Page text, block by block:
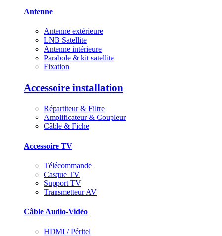
Antenne
Antenne extérieure
LNB Satellite
Antenne intérieure
Parabole & kit satellite
Fixation
Accessoire installation
Répartiteur & Filtre
Amplificateur & Coupleur
Câble & Fiche
Accessoire TV
Télécommande
Casque TV
Support TV
Transmetteur AV
Câble Audio-Vidéo
HDMI / Péritel